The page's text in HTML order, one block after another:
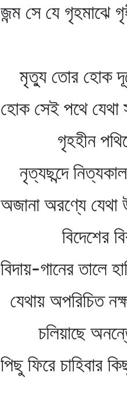
জন্ম সে যে গৃহমাঝে
মৃত্যু তোর হোক দূরে
হোক সেই পথে যেথা
গৃহহীন
নৃত্যছন্দে
অজানা অরণ্যে যেথা
বিদেশের
বিদায়-গানের তালে
যেথায় অপরিচিত
চলিয়াছে
পিছু ফিরে চাহিবার